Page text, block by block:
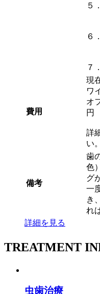
５
６
７
費用
現
ワ
オ
円
詳
い。
備考
歯
色
グ
一
き
れ
詳細を見る
TREATMENT
虫歯治療